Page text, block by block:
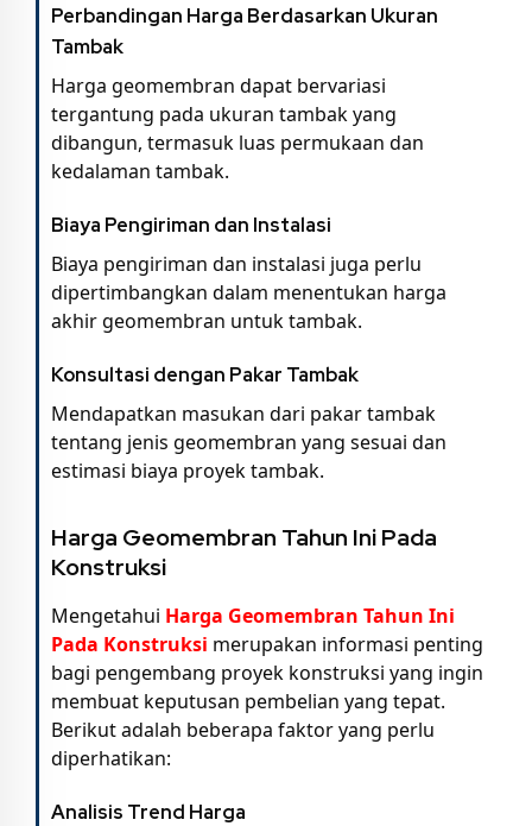
Perbandingan Harga Berdasarkan Ukuran
Tambak
Harga geomembran dapat bervariasi
tergantung pada ukuran tambak yang
dibangun, termasuk luas permukaan dan
kedalaman tambak.
Biaya Pengiriman dan Instalasi
Biaya pengiriman dan instalasi juga perlu
dipertimbangkan dalam menentukan harga
akhir geomembran untuk tambak.
Konsultasi dengan Pakar Tambak
Mendapatkan masukan dari pakar tambak
tentang jenis geomembran yang sesuai dan
estimasi biaya proyek tambak.
Harga Geomembran Tahun Ini Pada
Konstruksi
Mengetahui Harga Geomembran Tahun Ini
Pada Konstruksi merupakan informasi penting
bagi pengembang proyek konstruksi yang ingin
membuat keputusan pembelian yang tepat.
Berikut adalah beberapa faktor yang perlu
diperhatikan:
Analisis Trend Harga